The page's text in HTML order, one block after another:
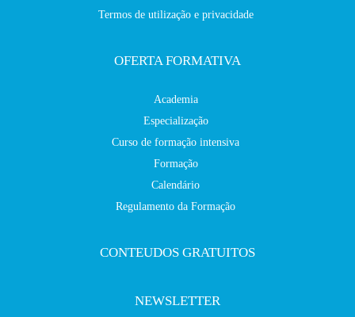
Termos de utilização e privacidade
OFERTA FORMATIVA
Academia
Especialização
Curso de formação intensiva
Formação
Calendário
Regulamento da Formação
CONTEUDOS GRATUITOS
NEWSLETTER